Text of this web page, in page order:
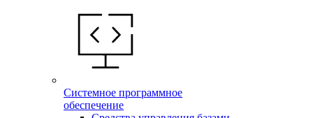
Системное программное
обеспечение